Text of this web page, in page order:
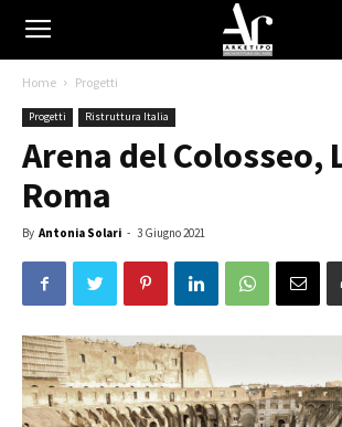
Home Progetti
Progetti Ristruttura Italia
Arena del Colosseo,
Roma
By Antonia Solari - 3 Giugno 2021